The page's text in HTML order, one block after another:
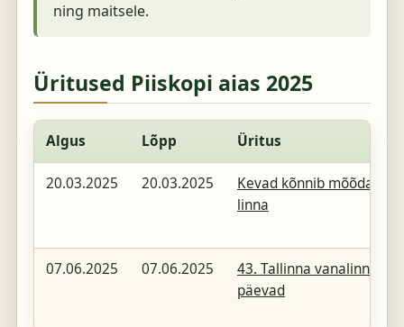
ning maitsele.
Üritused Piiskopi aias 2025
Algus Lõpp Üritus
20.03.2025 20.03.2025
Kevad kõnnib mõõda
linna
07.06.2025 07.06.2025
43. Tallinna vanalinna
päevad